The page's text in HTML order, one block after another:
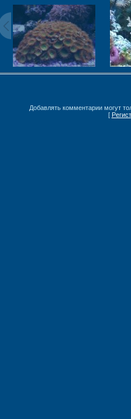
Добавлять комментарии могут
[